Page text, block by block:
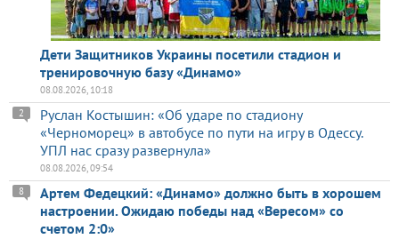
Дети Защитников Украины посетили стадион и
тренировочную базу «Динамо»
08.08.2026, 10:18
Руслан Костышин: «Об ударе по стадиону
«Черноморец» в автобусе по пути на игру в Одессу.
УПЛ нас сразу развернула»
2
08.08.2026, 09:54
Артем Федецкий: «Динамо» должно быть в хорошем
настроении. Ожидаю победы над «Вересом» со
счетом 2:0»
8